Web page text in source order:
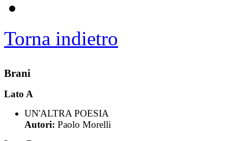
Torna indietro
Brani
Lato A
UN'ALTRA POESIA
Autori: Paolo Morelli